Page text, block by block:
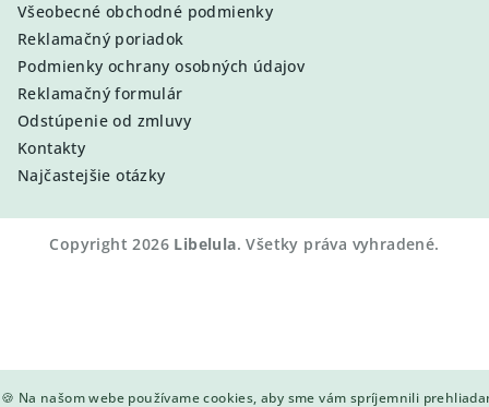
🍪 Na našom webe používame cookies, aby sme vám spríjemnili
Všeobecné obchodné podmienky
Reklamačný poriadok
Podmienky ochrany osobných údajov
Reklamačný formulár
Odstúpenie od zmluvy
Kontakty
Najčastejšie otázky
Copyright 2026 Libelula. Všetky práva vyhradené.